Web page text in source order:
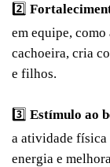
2️⃣
em equipe,
cachoeira, cria
e filhos.
3️⃣ Estímulo ao
a atividade física
energia e